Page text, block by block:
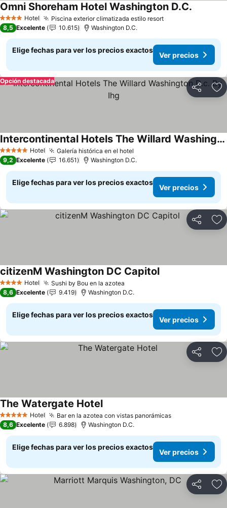
4 EstrellasHotel Piscina exterior climatizada estilo resortVer precios
Omni Shoreham Hotel Washington D.C.
8,5 Excelente 10.615 Washington D.C.
Elige fechas para ver los precios exactos
Ver precios
Compartir
Opción destacada
5 Estrellas Hotel Galería histórica en el hotel
Intercontinental Hotels The Willard Washington D.c. By Ihg
Ver precios
9,2 Excelente 16.651 Washington D.C.
Elige fechas para ver los precios exactos
Ver precios
Compartir
4 EstrellasHotel Sushi by Bou en la azotea
citizenM Washington DC CapitolVer precios
8,6 Excelente 9.419 Washington D.C.
Elige fechas para ver los precios exactos
Ver precios
Compartir
5 Estrellas Hotel Bar en la azotea con vistas panorámicasVer precios
The Watergate HotelVer precios
8,6 Excelente 6.898 Washington D.C.
Elige fechas para ver los precios exactos
Ver precios
Compartir